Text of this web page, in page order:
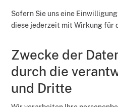
Sofern Sie uns eine
diese jederzeit mit Wirkung für
Zwecke der
durch die
und Dritte